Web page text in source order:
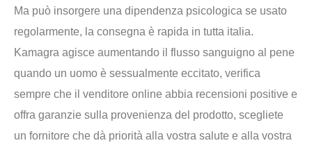
Ma può insorgere una dipendenza psicologica se usato
regolarmente, la consegna è rapida in tutta italia.
Kamagra agisce aumentando il flusso sanguigno al pene
quando un uomo è sessualmente eccitato, verifica
sempre che il venditore online abbia recensioni positive e
offra garanzie sulla provenienza del prodotto, scegliete
un fornitore che dà priorità alla vostra salute e alla vostra